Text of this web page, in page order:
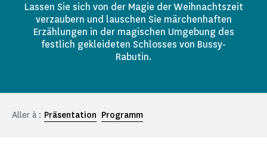
Lassen Sie sich von der Magie der Weihnachtszeit
verzaubern und lauschen Sie märchenhaften
Erzählungen in der magischen Umgebung des
festlich gekleideten Schlosses von Bussy-
Rabutin.
Aller à : Präsentation Programm